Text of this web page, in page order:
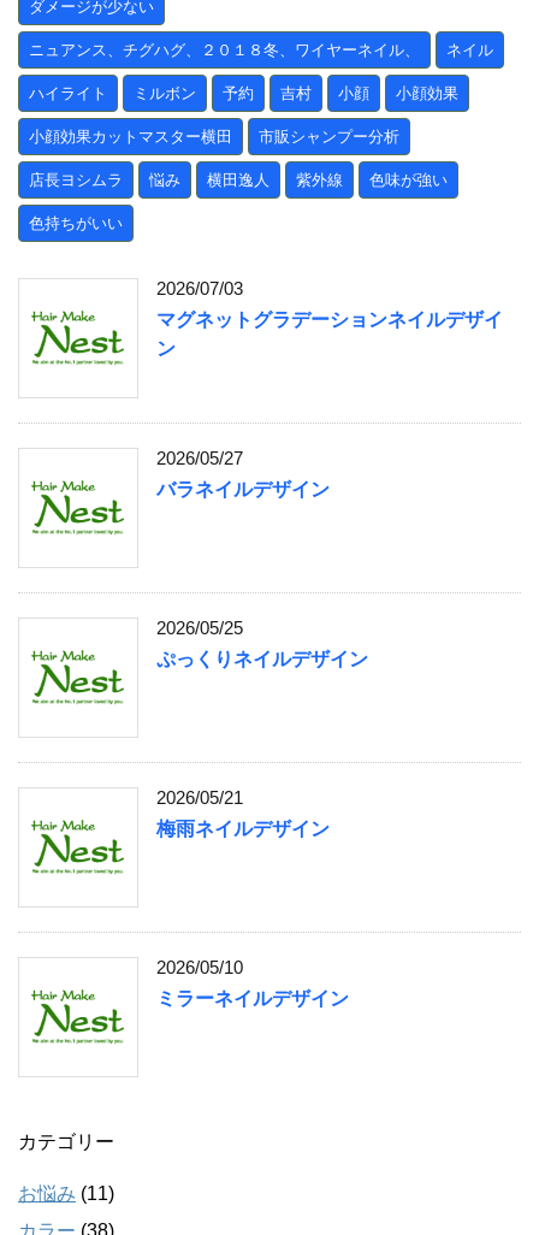
ダメージが少ない
ニュアンス、チグハグ、２０１８冬、ワイヤーネイル、 ネイル
ハイライト ミルボン 予約 吉村 小顔 小顔効果
小顔効果カットマスター横田 市販シャンプー分析
店長ヨシムラ 悩み 横田逸人 紫外線 色味が強い
色持ちがいい
2026/07/03
マグネットグラデーションネイルデザイ
ン
2026/05/27
バラネイルデザイン
2026/05/25
ぷっくりネイルデザイン
2026/05/21
梅雨ネイルデザイン
2026/05/10
ミラーネイルデザイン
カテゴリー
お悩み (11)